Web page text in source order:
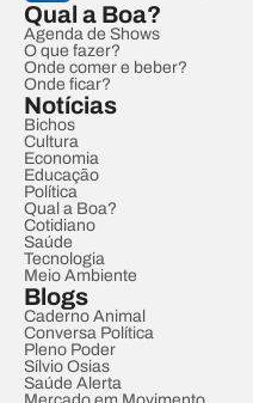
Qual a Boa?
Agenda de Shows
O que fazer?
Onde comer e beber?
Onde ficar?
Notícias
Bichos
Cultura
Economia
Educação
Política
Qual a Boa?
Cotidiano
Saúde
Tecnologia
Meio Ambiente
Blogs
Caderno Animal
Conversa Política
Pleno Poder
Sílvio Osias
Saúde Alerta